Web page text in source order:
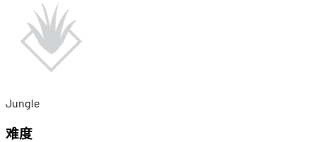
Jungle
难度